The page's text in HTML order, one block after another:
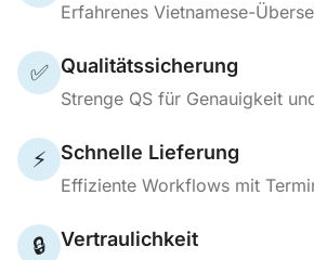
Erfahrenes Vietnamese-
✅ Qualitätssicherung
Strenge QS für Genauigkeit
⚡ Schnelle Lieferung
Effiziente Workflows mit
🔒 Vertraulichkeit